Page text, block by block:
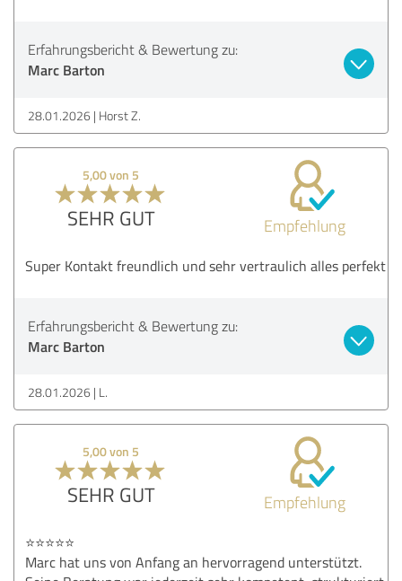
Erfahrungsbericht & Bewertung zu:
Marc Barton
28.01.2026 Horst Z.
5,00 von 5
SEHR GUT Empfehlung
Super Kontakt freundlich und sehr vertraulich alles perfekt
Erfahrungsbericht & Bewertung zu:
Marc Barton
28.01.2026 L.
5,00 von 5
SEHR GUT Empfehlung
⭐⭐⭐⭐⭐
Marc hat uns von Anfang an hervorragend unterstützt.